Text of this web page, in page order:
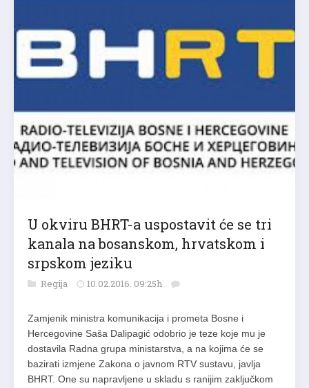
U okviru BHRT-a uspostavit će se tri
kanala na bosanskom, hrvatskom i
srpskom jeziku
Regija 10.02.2016. 09:25h
Zamjenik ministra komunikacija i prometa Bosne i
Hercegovine Saša Dalipagić odobrio je teze koje mu je
dostavila Radna grupa ministarstva, a na kojima će se
bazirati izmjene Zakona o javnom RTV sustavu, javlja
BHRT. One su napravljene u skladu s ranijim zaključkom